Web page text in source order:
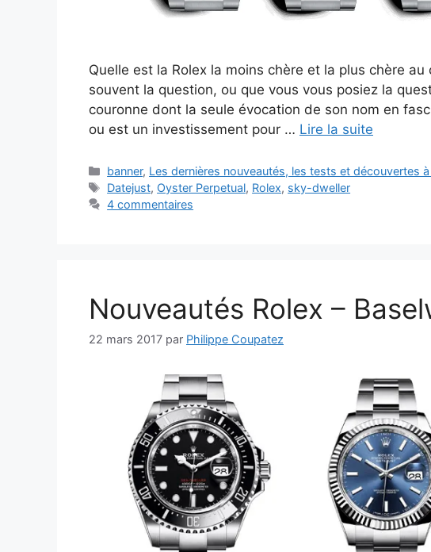
Quelle est la Rolex la moins chère et la plus chère au
souvent la question, ou que vous vous posiez la
couronne dont la seule évocation de son nom en
ou est un investissement pour … Lire la suite
Catégories
banner, Les dernières nouveautés, les tests et découvertes
Étiquettes
Datejust, Oyster Perpetual, Rolex, sky-dweller
4 commentaires
Nouveautés Rolex –
22 mars 2017 par Philippe Coupatez